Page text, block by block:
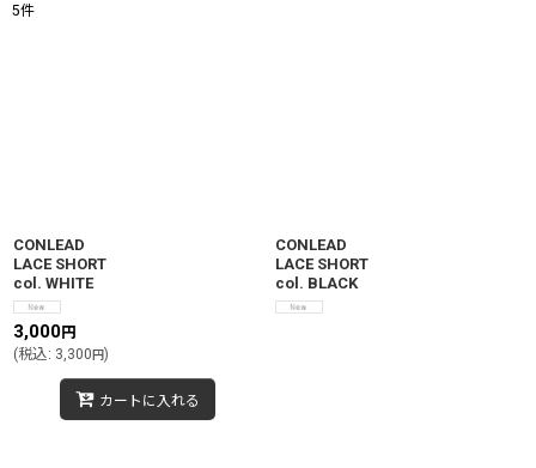
5件
CONLEAD
LACE SHORT
col. WHITE
3,000円
(税込: 3,300円)
カートに入れる
CONLEAD
LACE SHORT
col. BLACK